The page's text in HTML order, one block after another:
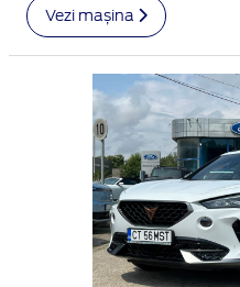
Vezi mașina